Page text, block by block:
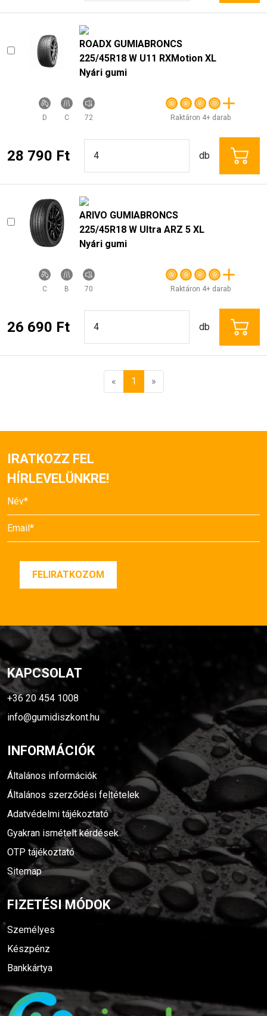
ROADX GUMIABRONCS
225/45R18 W U11 RXMotion XL
Nyári gumi
D C 72 Raktáron 4+ darab
28 790 Ft db
ARIVO GUMIABRONCS
225/45R18 W Ultra ARZ 5 XL
Nyári gumi
C B 70 Raktáron 4+ darab
26 690 Ft db
« 1 »
IRATKOZZ FEL
HÍRLEVELÜNKRE!
KAPCSOLAT
+36 20 454 1008
info@gumidiszkont.hu
INFORMÁCIÓK
Általános információk
Általános szerződési feltételek
Adatvédelmi tájékoztató
Gyakran ismételt kérdések
OTP tájékoztató
Sitemap
FIZETÉSI MÓDOK
Személyes
Készpénz
Bankkártya